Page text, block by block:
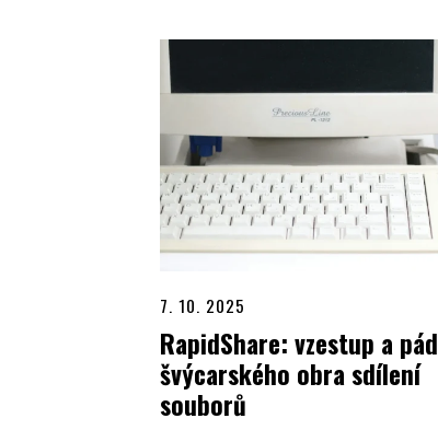
7. 10. 2025
RapidShare: vzestup a pád
švýcarského obra sdílení
souborů